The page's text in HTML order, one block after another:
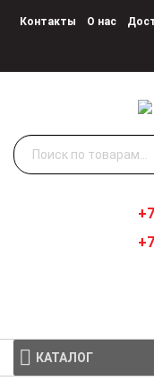
Контакты О нас
Искать:
КАТАЛОГ